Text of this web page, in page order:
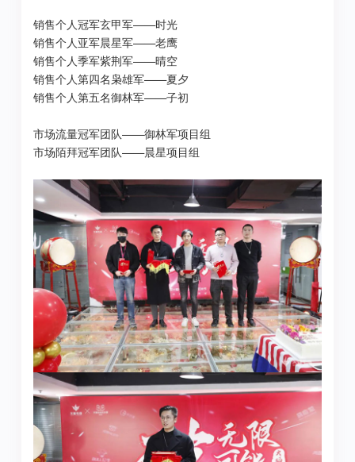
销售个人冠军玄甲军——时光
销售个人亚军晨星军——老鹰
销售个人季军紫荆军——晴空
销售个人第四名枭雄军——夏夕
销售个人第五名御林军——子初
市场流量冠军团队——御林军项目组
市场陌拜冠军团队——晨星项目组